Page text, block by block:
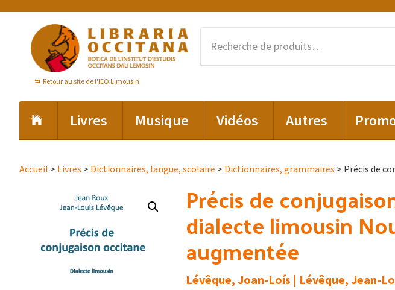
navigation
principale
contenu
principal
Retour au site de l'IEO Limousin
Livres Musique Vidéos Autres
Accueil > Livres > Dictionnaires, langue, scolaire > Dictionnaires, grammaires > Précis de
Précis de
dialecte limousin
augmentée
Lévêque, Joan-Loís | Lévêque, Jean-